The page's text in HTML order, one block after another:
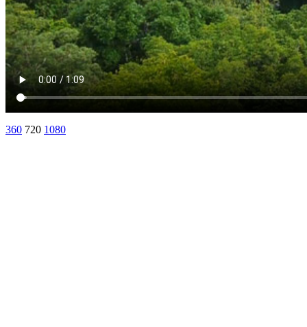
360 720 1080